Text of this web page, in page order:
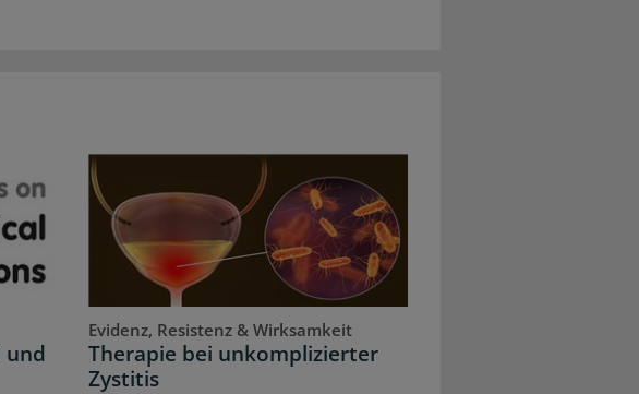
und
Evidenz, Resistenz & Wirksamkeit
Therapie bei unkomplizierter
Zystitis